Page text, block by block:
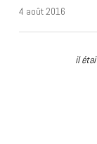
4 août 2016
il